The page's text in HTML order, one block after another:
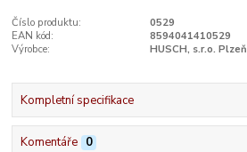
Číslo produktu:
0529
EAN kód:
8594041410529
Výrobce:
HUSCH, s.r.o. Plzeň
Kompletní specifikace
Komentáře 0